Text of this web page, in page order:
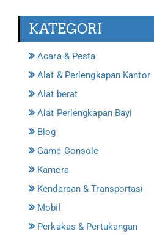
KATEGORI
Acara & Pesta
Alat & Perlengkapan Kantor
Alat berat
Alat Perlengkapan Bayi
Blog
Game Console
Kamera
Kendaraan & Transportasi
Mobil
Perkakas & Pertukangan